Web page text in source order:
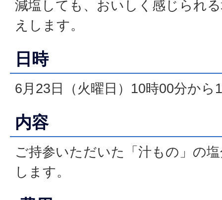
減塩しても、おいしく感じられ
えします。
日時
6月23日（火曜日）10時00分から
内容
ご持参いただいた「汁もの」の
します。